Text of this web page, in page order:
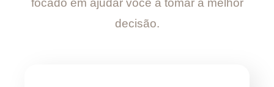
focado em ajudar você a tomar a melhor
decisão.